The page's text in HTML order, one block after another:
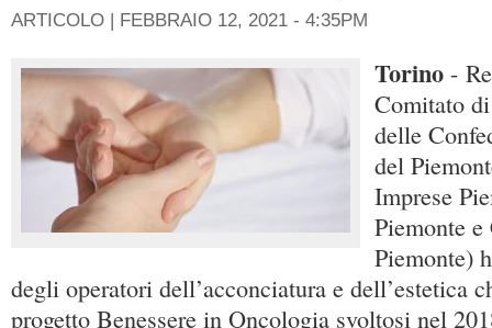
ARTICOLO | FEBBRAIO 12, 2021 - 4:35PM
Torino -
Comitato
delle
del
Imprese
Piemonte
Piemonte)
degli operatori dell’acconciatura e dell’estetica
progetto Benessere in Oncologia svoltosi nel